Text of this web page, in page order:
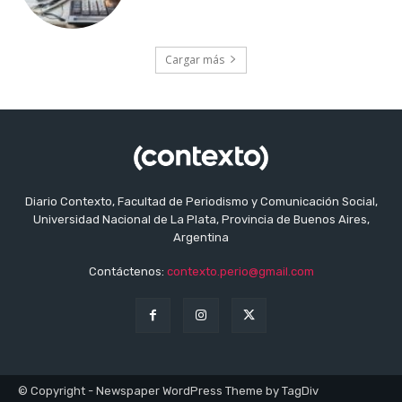
Cargar más
Diario Contexto, Facultad de Periodismo y Comunicación Social,
Universidad Nacional de La Plata, Provincia de Buenos Aires,
Argentina
Contáctenos: contexto.perio@gmail.com
© Copyright - Newspaper WordPress Theme by TagDiv